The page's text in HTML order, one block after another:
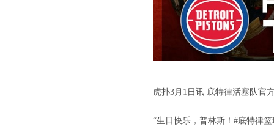
虎扑3月1日讯 底特律活塞队官
“生日快乐，普林斯！#底特律